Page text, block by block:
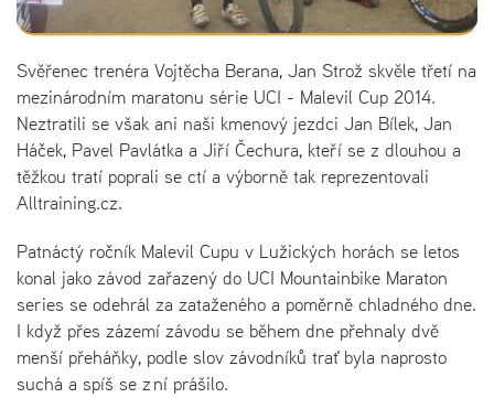
Svěřenec trenéra Vojtěcha Berana, Jan Strož skvěle třetí na
mezinárodním maratonu série UCI - Malevil Cup 2014.
Neztratili se však ani naši kmenový jezdci Jan Bílek, Jan
Háček, Pavel Pavlátka a Jiří Čechura, kteří se z dlouhou a
těžkou tratí poprali se ctí a výborně tak reprezentovali
Alltraining.cz.
Patnáctý ročník Malevil Cupu v Lužických horách se letos
konal jako závod zařazený do UCI Mountainbike Maraton
series se odehrál za zataženého a poměrně chladného dne.
I když přes zázemí závodu se během dne přehnaly dvě
menší přeháňky, podle slov závodníků trať byla naprosto
suchá a spíš se z ní prášilo.